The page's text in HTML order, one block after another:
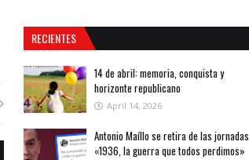
RECIENTES
14 de abril: memoria, conquista y
horizonte republicano
April 14, 2026
Antonio Maíllo se retira de las jornadas
«1936, la guerra que todos perdimos»